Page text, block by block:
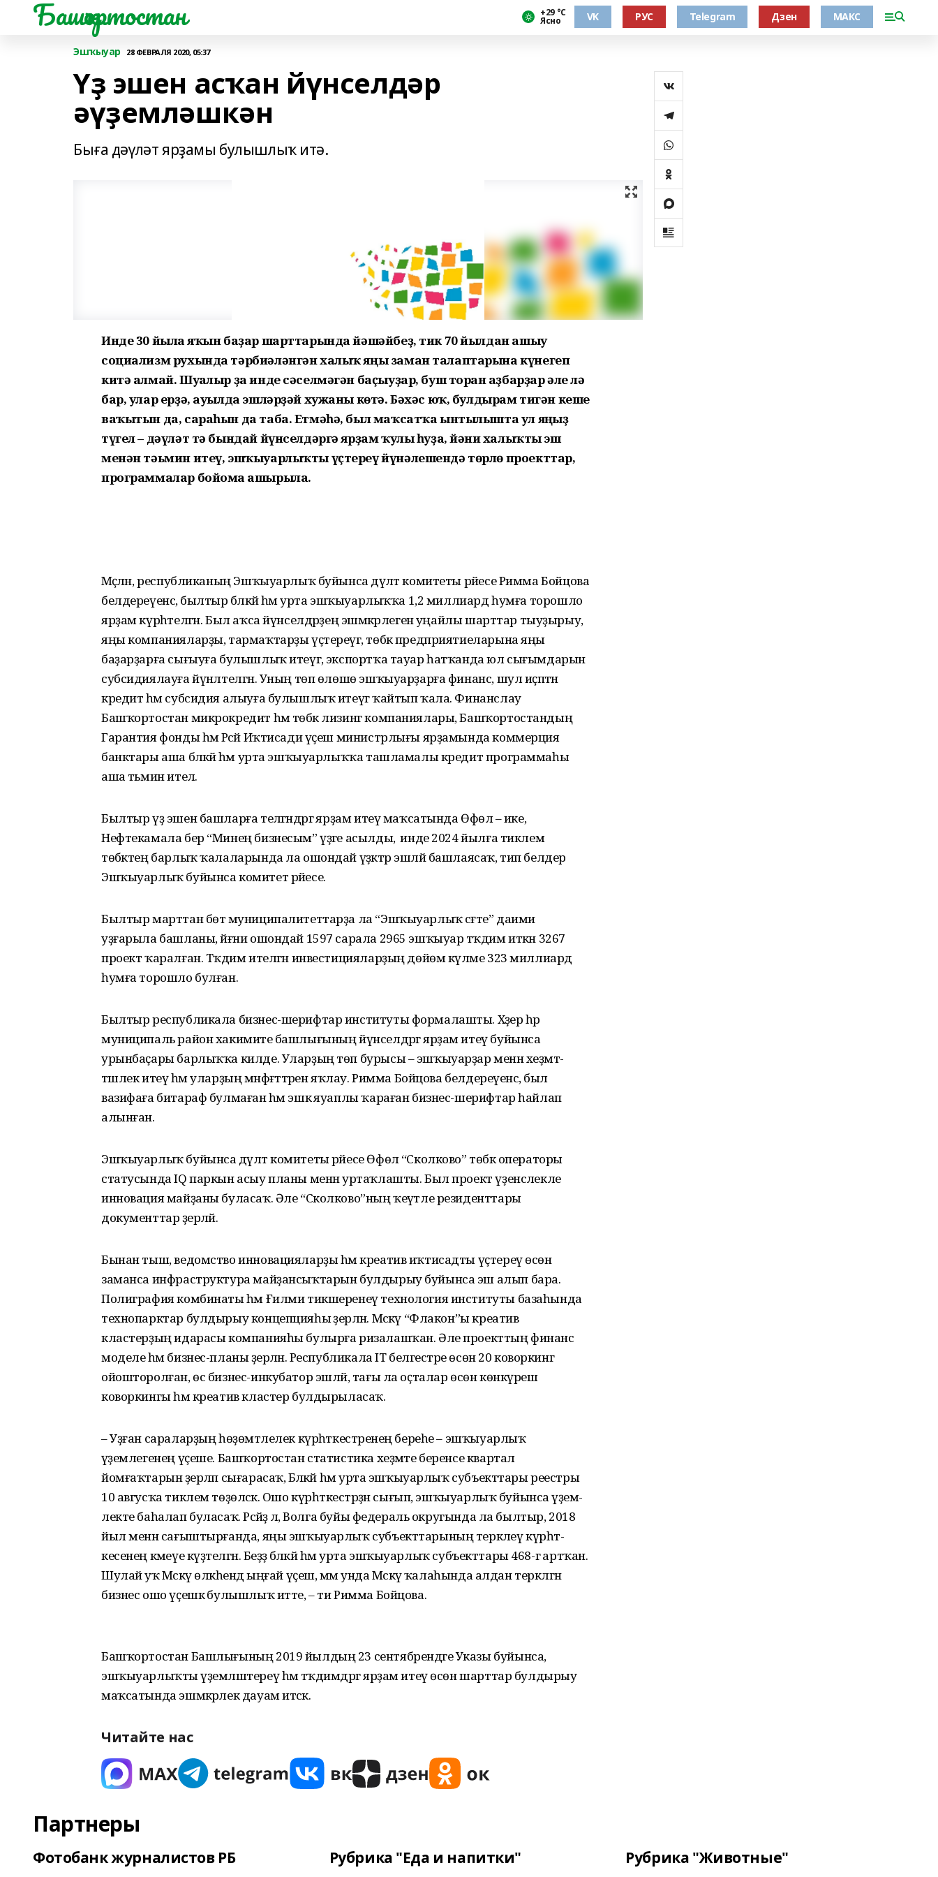
Башҡортостан +29 °С
Ясно VK РУС Telegram Дзен МАКС
Эшҡыуар 28 ФЕВРАЛЯ 2020, 05:37
Үҙ эшен асҡан йүнселдәр
әүҙемләшкән
Быға дәүләт ярҙамы булышлыҡ итә.
Инде 30 йылға яҡын баҙар шарттарында йәшәйбеҙ, тик 70 йылдан ашыу
социализм рухында тәрбиәләнгән халыҡ яңы заман талаптарына күнегеп
китә алмай. Шуғалыр ҙа инде сәселмәгән баҫыуҙар, буш торған аҙбарҙар әле лә
бар, улар ерҙә, ауылда эшләрҙәй хужаны көтә. Бәхәс юҡ, булдырам тигән кеше
ваҡытын да, сараһын да таба. Етмәһә, был маҡсатҡа ынтылышта ул яңғыҙ
түгел – дәүләт тә бындай йүнселдәргә ярҙам ҡулы һуҙа, йәғни халыҡты эш
менән тәьмин итеү, эшҡыуарлыҡты үҫтереү йүнәлешендә төрлө проекттар,
программалар бойомға ашырыла.
Мәҫәлән, республиканың Эшҡыуарлыҡ буйынса дәүләт комитеты рәйесе Римма Бойцова
белдереүенсә, былтыр бәләкәй һәм урта эшҡыуарлыҡҡа 1,2 мил­лиард һумға торошло
ярҙам күрһәтелгән. Был аҡса йүнсел­дәрҙең эшмәкәрлегенә уңайлы шарттар тыуҙырыу,
яңы компанияларҙы, тармаҡтарҙы үҫтереүгә, төбәк предприятиеларына яңы
баҙарҙарға сығыуға булышлыҡ итеүгә, экспортҡа тауар һатҡанда юл сығымдарын
субсидиялауға йүнәлтелгән. Уның төп өлөшө эшҡыуарҙарға финанс, шул иҫәптән
кредит һәм субсидия алыуға булышлыҡ итеүгә ҡайтып ҡала. Финанслау
Башҡортостан микрокредит һәм төбәк лизинг компаниялары, Башҡортостандың
Гарантия фонды һәм Рәсәй Иҡтисади үҫеш министрлығы ярҙамында коммерция
банктары аша бәләкәй һәм урта эшҡыуарлыҡҡа ташламалы кредит программаһы
аша тәьмин ителә.
Былтыр үҙ эшен башларға теләгәндәргә ярҙам итеү маҡса­тында Өфөлә – ике,
Нефтекамала бер “Минең бизнесым” үҙәге асылды, ә инде 2024 йылға тиклем
төбәктең барлыҡ ҡала­ла­рында ла ошондай үҙәктәр эшләй башлаясаҡ, тип белдерә
Эшҡыуарлыҡ буйынса комитет рәйесе.
Былтыр марттан бөтә муни­ципалитеттарҙа ла “Эшҡыуар­лыҡ сәғәте” даими
уҙғарыла башланы, йәғни ошондай 1597 сарала 2965 эшҡыуар тәҡдим иткән 3267
проект ҡаралған. Тәҡдим ителгән инвестиция­ларҙың дөйөм күләме 323 миллиард
һумға торошло булған.
Былтыр республикала бизнес-шерифтар институты формалашты. Хәҙер һәр
муниципаль район хакимиәте башлы­ғының йүнселдәргә ярҙам итеү буйынса
урынбаҫары барлыҡҡа килде. Уларҙың төп бурысы – эшҡыуарҙар менән хеҙмәт­
тәшлек итеү һәм уларҙың мәнфә­ғәттәрен яҡлау. Римма Бойцова белдереүенсә, был
вазифаға битараф булмаған һәм эшкә яуаплы ҡараған бизнес-шерифтар һайлап
алынған.
Эшҡыуарлыҡ буйынса дәүләт комитеты рәйесе Өфөлә “Сколково” төбәк операторы
статусында IQ паркын асыу планы менән уртаҡлашты. Был проект үҙенсәлекле
инновация майҙаны буласаҡ. Әле “Сколково”ның ҡеүәтле резиденттары
документтар әҙерләй.
Бынан тыш, ведомство инно­вацияларҙы һәм креатив иҡти­садты үҫтереү өсөн
заманса инфраструктура майҙансыҡ­тарын булдырыу буйынса эш алып бара.
Полиграфия комбинаты һәм Ғилми тикшеренеү технология институты база­һында
технопарктар булдырыу концеп­цияһы әҙерләнә. Мәскәү “Флакон”ы креатив
кластерҙың идарасы компанияһы булырға ризалашҡан. Әле проекттың финанс
моделе һәм бизнес-планы әҙерләнә. Республикала IT бел­гестәре өсөн 20 коворкинг
ойош­торолған, өс бизнес-инкубатор эшләй, тағы ла оҫталар өсөн көнкүреш
коворкингы һәм креатив кластер булдырыласаҡ.
– Уҙған сараларҙың һөҙөмтә­лелек күрһәткестәренең береһе – эшҡыуарлыҡ
әүҙемлегенең үҫеше. Башҡортостан статистика хеҙмәте беренсе квартал
йомғаҡтарын әҙерләп сыға­расаҡ, Бәләкәй һәм урта эш­ҡыуарлыҡ субъекттары реестры
10 авгусҡа тиклем төҙөләсәк. Ошо күрһәткестәрҙән сығып, эшҡыуарлыҡ буйынса әүҙем­
лекте баһалап буласаҡ. Рәсәйҙә лә, Волга буйы федераль округында ла былтыр, 2018
йыл менән сағыш­тырғанда, яңы эшҡыуарлыҡ субъект­та­рының теркәлеү күрһәт­
кесенең кәмеүе күҙә­телгән. Беҙҙә бәләкәй һәм урта эш­ҡыуарлыҡ субъекттары 468-гә артҡан.
Шулай уҡ Мәскәү өлкәһендә ыңғай үҫеш, әммә унда Мәскәү ҡалаһында алдан теркәлгән
бизнес ошо үҫешкә булыш­лыҡ итте, – ти Римма Бойцова.
Башҡортостан Башлы­ғының 2019 йылдың 23 сентябрендәге Указы буйынса,
эшҡыуар­лыҡты әүҙем­ләш­тереү һәм тәҡдимдәргә ярҙам итеү өсөн шарттар булдырыу
маҡсатында эшмәкәр­лек дауам итәсәк.
Читайте нас
Партнеры
Фотобанк журналистов РБ Рубрика "Еда и напитки" Рубрика "Животные"